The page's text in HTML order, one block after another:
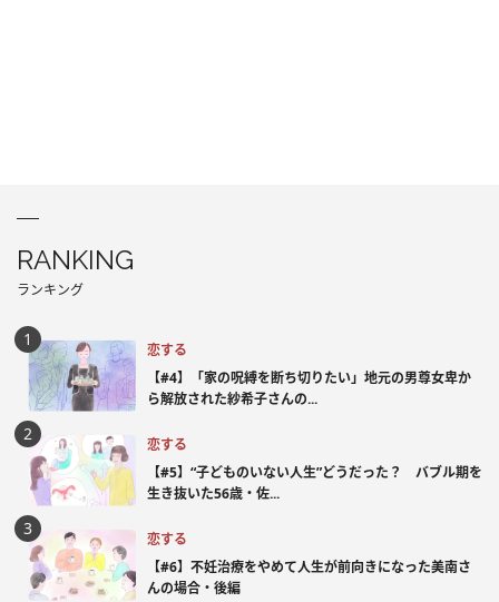
RANKING
ランキング
恋する
【#4】「家の呪縛を断ち切りたい」地元の男尊女卑か
ら解放された紗希子さんの...
恋する
【#5】“子どものいない人生”どうだった？ バブル期を
生き抜いた56歳・佐...
恋する
【#6】不妊治療をやめて人生が前向きになった美南さ
んの場合・後編